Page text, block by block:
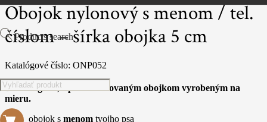
Products search
Obojok nylonový s menom / tel.
číslom – šírka obojka 5 cm
Katalógové číslo: ONP052
Buď originál, s personalizovaným obojkom vyrobeným na
mieru.
obojok s menom tvojho psa